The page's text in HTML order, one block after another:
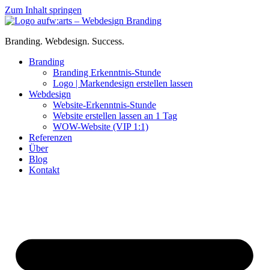
Zum Inhalt springen
Branding. Webdesign. Success.
Branding
Branding Erkenntnis-Stunde
Logo | Markendesign erstellen lassen
Webdesign
Website-Erkenntnis-Stunde
Website erstellen lassen an 1 Tag
WOW-Website (VIP 1:1)
Referenzen
Über
Blog
Kontakt